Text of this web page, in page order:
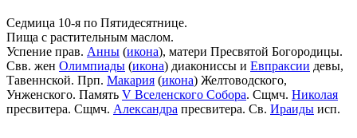
Седмица 10-я по Пятидесятнице.
Пища с растительным маслом.
Успение прав. Анны (икона), матери Пресвятой Богородицы.
Свв. жен Олимпиады (икона) диакониссы и Евпраксии девы,
Тавеннской. Прп. Макария (икона) Желтоводского,
Унженского. Память V Вселенского Собора. Сщмч. Николая
пресвитера. Сщмч. Александра пресвитера. Св. Ираиды исп.